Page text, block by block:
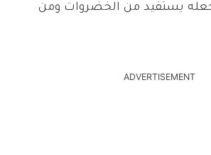
يستفيد من الخضروات ومن
ADVERTISEMENT